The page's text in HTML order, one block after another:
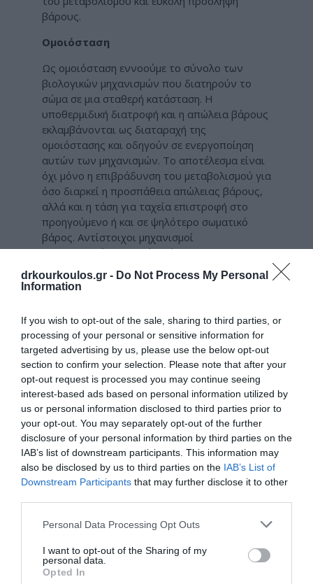
drkourkoulos.gr - Do Not Process My Personal
Information
If you wish to opt-out of the sale, sharing to third parties, or
processing of your personal or sensitive information for
targeted advertising by us, please use the below opt-out
section to confirm your selection. Please note that after your
opt-out request is processed you may continue seeing
interest-based ads based on personal information utilized by
us or personal information disclosed to third parties prior to
your opt-out. You may separately opt-out of the further
disclosure of your personal information by third parties on the
IAB’s list of downstream participants. This information may
also be disclosed by us to third parties on the IAB’s List of
Downstream Participants that may further disclose it to other
Personal Data Processing Opt Outs
I want to opt-out of the Sharing of my
personal data.
Opted In
βάρους.
Ομοιόσταση
Ως ομοιόσταση εννοούμε το σύνολο των
βιολογικών μηχανισμών που διατηρούν το
σώμα σε μια σταθερή κατάσταση. Η
υποθερμιδική διατροφή και η απώλεια βάρους
εκλαμβάνονται ως διαταραχή της
ομοιόστασης και οδηγούν σε ενεργοποίηση
αυτών των μηχανισμών. Το αποτέλεσμα είναι
όχι μόνο η επιβράδυνση του μεταβολισμού για
όσο διαρκεί η προσπάθεια απώλειας βάρους,
αλλά και η τάση για ταχεία επιστροφή στο
προηγούμενο ή και σε ψηλότερο σωματικό
βάρος. Αντίστοιχοι μηχανισμοί
ενεργοποιούνται μετά από οποιοδήποτε
τραύμα, ασθένεια, ή άλλη στρεσογόνο για το
σώμα κατάσταση. Αυτός είναι ο λόγος που
παχυσαρκία ως νόσος.
Δίαιτες
Όσο κι αν φαίνεται παράξενο, είναι πολύ
γνωστό στους Χειρουργούς Παχυσαρκίας το
φαινόμενο της δίαιτας γιο-γιο (yo-yo dieting).
Οι υποθερμιδικές δίαιτες οδηγούν σε
επιβράδυνση του μεταβολισμού. Το τέλος της
δίαιτας σημαίνει επιστροφή στην
προηγούμενη διατροφή με μειωμένο
μεταβολισμό, και συχνά συνοδεύεται από
ταχεία επαναπρόσληψη περισσότερου βάρους
απ’ όσο είχε προηγουμένως απωλεσθεί.
Επαναλαμβανόμενες δίαιτες μπορούν μ αυτό
στην εμφάνιση παχυσαρκίας ως νόσου.